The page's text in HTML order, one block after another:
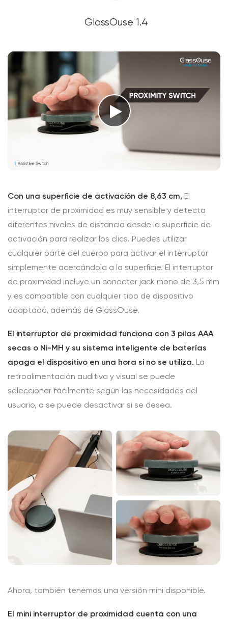
GlassOuse 1.4
Con una superficie de activación de 8,63 cm, El
interruptor de proximidad es muy sensible y detecta
diferentes niveles de distancia desde la superficie de
activación para realizar los clics. Puedes utilizar
cualquier parte del cuerpo para activar el interruptor
simplemente acercándola a la superficie. El interruptor
de proximidad incluye un conector jack mono de 3,5 mm
y es compatible con cualquier tipo de dispositivo
adaptado, además de GlassOuse.
El interruptor de proximidad funciona con 3 pilas AAA
secas o Ni-MH y su sistema inteligente de baterías
apaga el dispositivo en una hora si no se utiliza. La
retroalimentación auditiva y visual se puede
seleccionar fácilmente según las necesidades del
usuario, o se puede desactivar si se desea.
Ahora, también tenemos una versión mini disponible.
El mini interruptor de proximidad cuenta con una